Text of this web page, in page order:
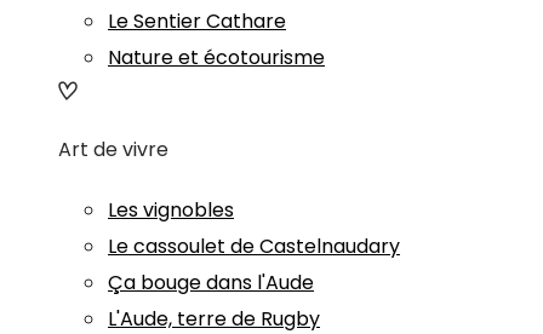
Le Sentier Cathare
Nature et écotourisme
Art de vivre
Les vignobles
Le cassoulet de Castelnaudary
Ça bouge dans l'Aude
L'Aude, terre de Rugby